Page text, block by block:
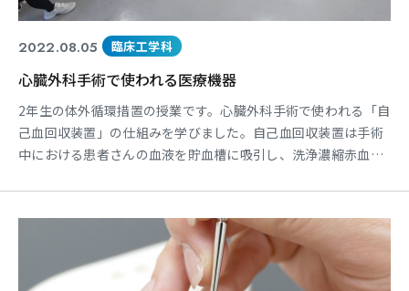
2022.08.05 臨床工学科
心臓外科手術で使われる医療機器
2年生の体外循環措置の授業です。心臓外科手術で使われる「自
己血回収装置」の仕組みを学びました。自己血回収装置は手術
中における患者さんの血液を貯血槽に吸引し、洗浄濃縮赤血球
の医療機器を使用します。それら医療機器は臨床工学技士が扱
います。 東海医療科学専門学校には実際の医療現場で活躍して